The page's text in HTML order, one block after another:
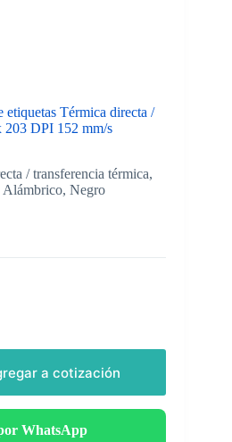
Térmica directa /
203 DPI 152 mm/s
/ transferencia térmica,
Alámbrico, Negro
a cotización
WhatsApp